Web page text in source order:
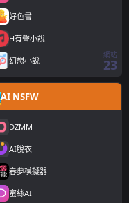
好色書
H有聲小說
幻想小說
網站
23
AI NSFW
DZMM
AI脫衣
春夢模擬器
蜜絲AI